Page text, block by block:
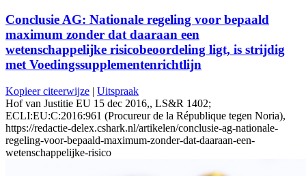
Conclusie AG: Nationale regeling voor bepaald
maximum zonder dat daaraan een
wetenschappelijke risicobeoordeling ligt, is strijdig
met Voedingssupplementenrichtlijn
Kopieer citeerwijze | Uitspraak
Hof van Justitie EU 15 dec 2016,, LS&R 1402;
ECLI:EU:C:2016:961 (Procureur de la République tegen Noria),
https://redactie-delex.cshark.nl/artikelen/conclusie-ag-nationale-
regeling-voor-bepaald-maximum-zonder-dat-daaraan-een-
wetenschappelijke-risico